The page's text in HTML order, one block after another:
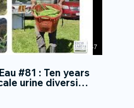
22:47
#81 : Ten years
urine diversion:
learned